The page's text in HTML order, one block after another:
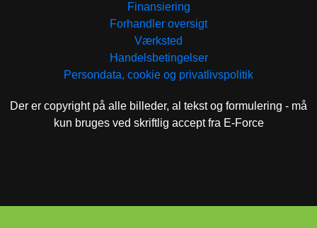
Finansiering
Forhandler oversigt
Værksted
Handelsbetingelser
Persondata, cookie og privatlivspolitik
Der er copyright på alle billeder, al tekst og formulering - må
kun bruges ved skriftlig accept fra E-Force